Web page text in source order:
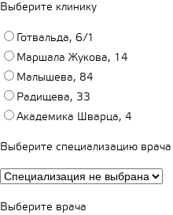
Выберите клинику
Готвальда, 6/1
Маршала Жукова, 14
Малышева, 84
Радищева, 33
Академика Шварца, 4
Выберите специализацию врача
Выберите врача